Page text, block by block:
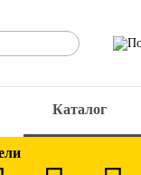
Каталог